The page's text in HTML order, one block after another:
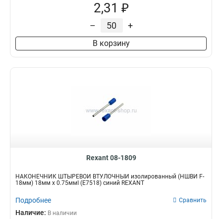
2,31 ₽
– +
В корзину
Rexant 08-1809
НАКОНЕЧНИК ШТЫРЕВОЙ ВТУЛОЧНЫЙ изолированный (НШВИ F-
18мм) 18мм х 0.75ммІ (E7518) синий REXANT
Подробнее Сравнить
Наличие: В наличии